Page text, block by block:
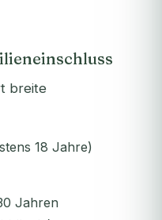
breite
18 Jahre)
Jahren